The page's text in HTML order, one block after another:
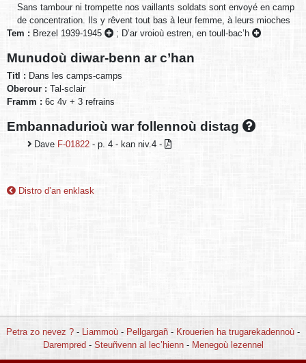
Sans tambour ni trompette nos vaillants soldats sont envoyé en camp
de concentration. Ils y rêvent tout bas à leur femme, à leurs mioches
Tem : Brezel 1939-1945 ; D’ar vroioù estren, en toull-bac’h
Munudoù diwar-benn ar c’han
Titl : Dans les camps-camps
Oberour : Tal-sclair
Framm : 6c 4v + 3 refrains
Embannadurioù war follennoù distag
Dave F-01822 - p. 4 - kan niv.4 -
Distro d’an enklask
Petra zo nevez ? - Liammoù - Pellgargañ - Krouerien ha trugarekadennoù -
Darempred- Steuñvenn al lec’hienn- Menegoù lezennel